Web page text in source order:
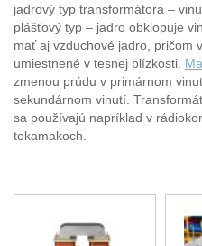
jadrový typ transformátora –
plášťový typ – jadro obklopuje
mať aj vzduchové jadro, pričom
umiestnené v tesnej blízkosti.
zmenou prúdu v primárnom
sekundárnom vinutí.
sa používajú napríklad v
tokamakoch.